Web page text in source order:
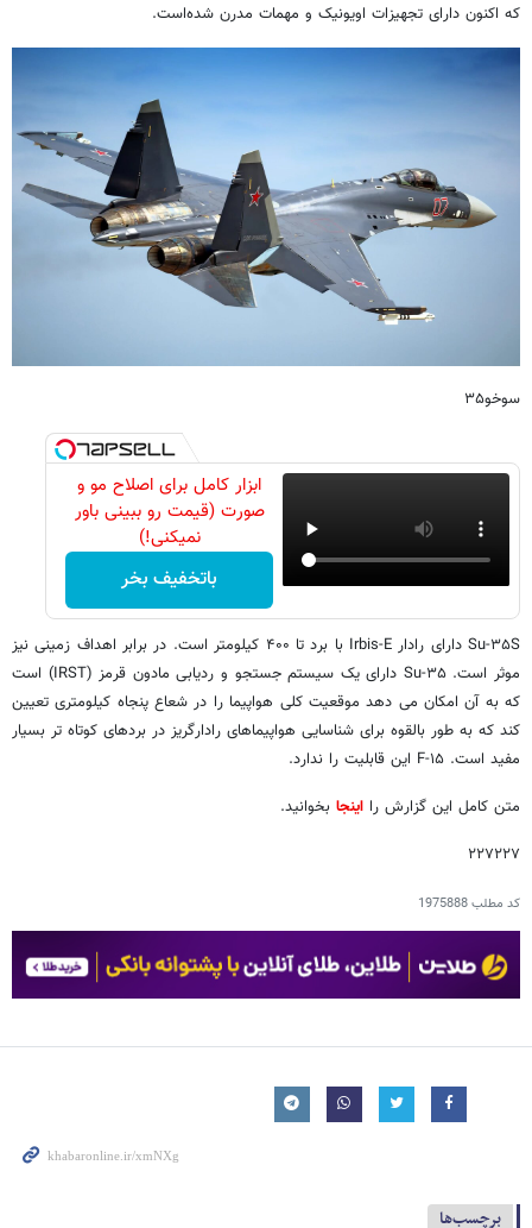
که اکنون دارای تجهیزات اویونیک و مهمات مدرن شده‌است.
سوخو۳۵
ابزار کامل برای اصلاح مو و
صورت (قیمت رو ببینی باور
نمیکنی!)
باتخفیف بخر
Su-۳۵S دارای رادار Irbis-E با برد تا ۴۰۰ کیلومتر است. در برابر اهداف زمینی نیز
موثر است. Su-۳۵ دارای یک سیستم جستجو و ردیابی مادون قرمز (IRST) است
که به آن امکان می دهد موقعیت کلی هواپیما را در شعاع پنجاه کیلومتری تعیین
کند که به طور بالقوه برای شناسایی هواپیماهای رادارگریز در بردهای کوتاه تر بسیار
مفید است. F-۱۵ این قابلیت را ندارد.
متن کامل این گزارش را اینجا بخوانید.
۲۲۷۲۲۷
کد مطلب1975888
برچسب‌ها